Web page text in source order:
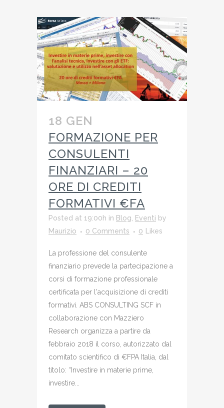
18 GEN
FORMAZIONE PER
CONSULENTI
FINANZIARI – 20
ORE DI CREDITI
FORMATIVI €FA
Posted at 19:00h in Blog, Eventi by
Maurizio
0 Comments 0 Likes
La professione del consulente
finanziario prevede la partecipazione a
corsi di formazione professionale
certificata per l'acquisizione di crediti
formativi. ABS CONSULTING SCF in
collaborazione con Mazziero
Research organizza a partire da
febbraio 2018 il corso, autorizzato dal
comitato scientifico di €FPA Italia, dal
titolo: “Investire in materie prime,
investire...